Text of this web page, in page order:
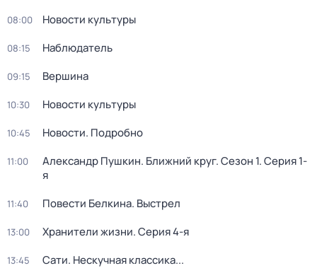
08:00 Новости культуры
08:15 Наблюдатель
09:15 Вершина
10:30 Новости культуры
10:45 Новости. Подробно
11:00 Александр Пушкин. Ближний круг. Сезон 1. Серия 1-
я
11:40 Повести Белкина. Выстрел
13:00 Хранители жизни. Серия 4-я
13:45 Сати. Нескучная классика...